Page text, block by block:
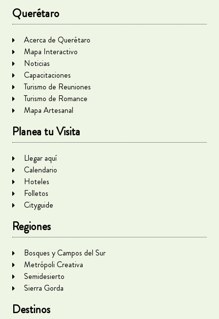
Querétaro
Acerca de Querétaro
Mapa Interactivo
Noticias
Capacitaciones
Turismo de Reuniones
Turismo de Romance
Mapa Artesanal
Planea tu Visita
Llegar aquí
Calendario
Hoteles
Folletos
Cityguide
Regiones
Bosques y Campos del Sur
Metrópoli Creativa
Semidesierto
Sierra Gorda
Destinos